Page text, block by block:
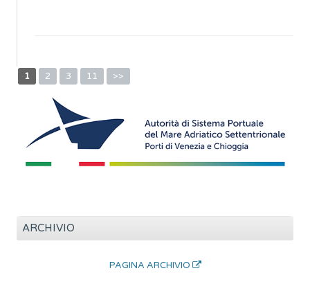
1 2 3 11 >>
ARCHIVIO
PAGINA ARCHIVIO